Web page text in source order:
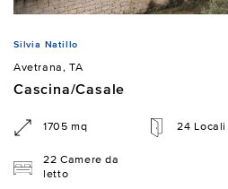
Silvia Natillo
Avetrana, TA
Cascina/Casale
1705 mq 24 Locali
22 Camere da
letto